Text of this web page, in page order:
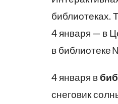
библиотеках.
4 января — в
в библиотеке
4 января в
снеговик